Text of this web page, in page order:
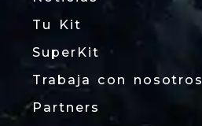
Tu Kit
SuperKit
Trabaja con nosotros
Partners